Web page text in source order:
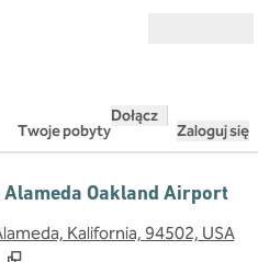
Twoje pobyty
Dołącz
Zaloguj się
Oakland Airport
Kalifornia, 94502, USA